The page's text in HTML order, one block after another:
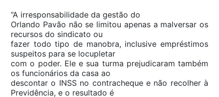
“A irresponsabilidade da gestão do
Orlando Pavão não se limitou apenas a malversar os
recursos do sindicato ou
fazer todo tipo de manobra, inclusive empréstimos
suspeitos para se locupletar
com o poder. Ele e sua turma prejudicaram também
os funcionários da casa ao
descontar o INSS no contracheque e não recolher à
Previdência, e o resultado é